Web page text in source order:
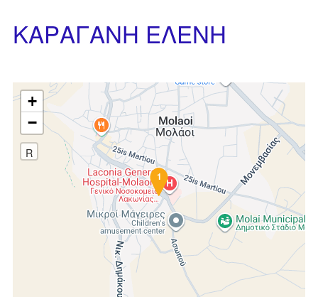
ΚΑΡΑΓΑΝΗ ΕΛΕΝΗ
1
+
−
R